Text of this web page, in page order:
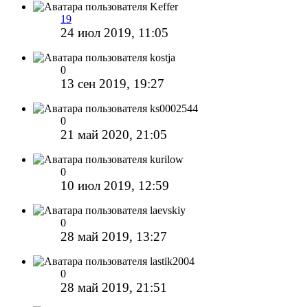
Keffer
19
24 июл 2019, 11:05
kostja
0
13 сен 2019, 19:27
ks0002544
0
21 май 2020, 21:05
kurilow
0
10 июл 2019, 12:59
laevskiy
0
28 май 2019, 13:27
lastik2004
0
28 май 2019, 21:51